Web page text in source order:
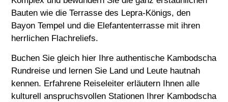
Bauten wie die Terrasse des Lepra-Königs, den
Bayon Tempel und die Elefantenterrasse mit ihren
herrlichen Flachreliefs.
Buchen Sie gleich hier Ihre authentische Kambodscha
Rundreise und lernen Sie Land und Leute hautnah
kennen. Erfahrene Reiseleiter erläutern Ihnen alle
kulturell anspruchsvollen Stationen Ihrer Kambodscha